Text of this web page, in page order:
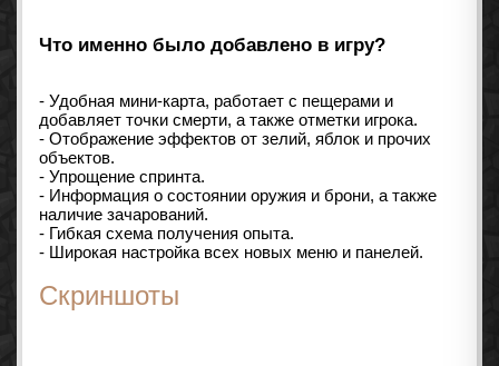
Что именно было добавлено в игру?
- Удобная мини-карта, работает с пещерами и
добавляет точки смерти, а также отметки игрока.
- Отображение эффектов от зелий, яблок и прочих
объектов.
- Упрощение спринта.
- Информация о состоянии оружия и брони, а также
наличие зачарований.
- Гибкая схема получения опыта.
- Широкая настройка всех новых меню и панелей.
Скриншоты